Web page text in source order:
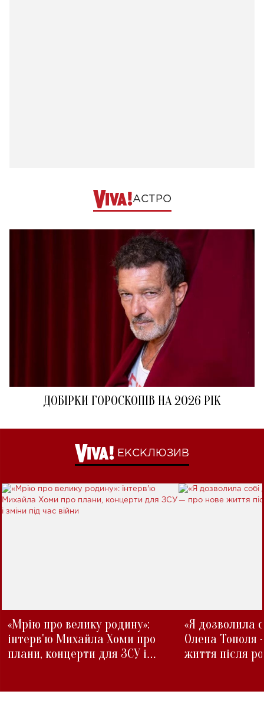
АСТРО
ДОБІРКИ ГОРОСКОПІВ НА 2026 РІК
ЕКСКЛЮЗИВ
«Мрію про велику родину»:
інтерв'ю Михайла Хоми про
плани, концерти для ЗСУ і
«Я дозволила
Олена Тополя
життя після